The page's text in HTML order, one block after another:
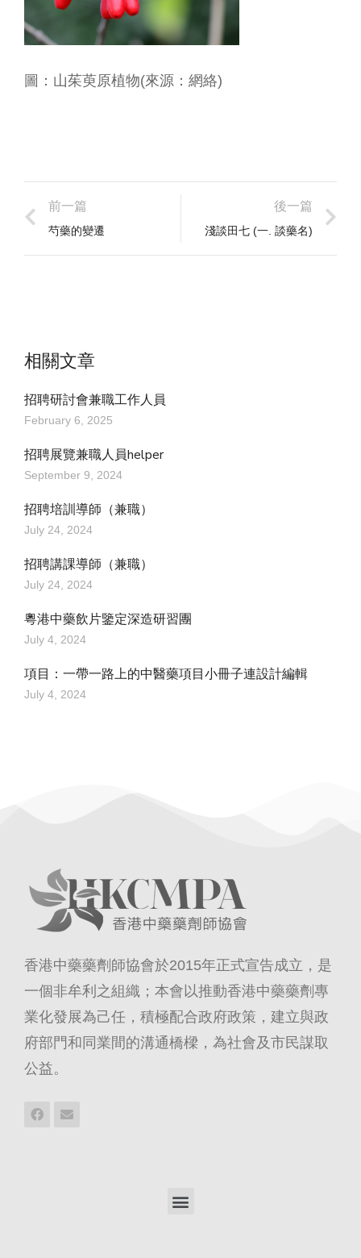
圖：山茱萸原植物(來源：網絡)
前一篇
芍藥的變遷
後一篇
淺談田七 (一. 談藥名)
相關文章
招聘研討會兼職工作人員
February 6, 2025
招聘展覽兼職人員helper
September 9, 2024
招聘培訓導師（兼職）
July 24, 2024
招聘講課導師（兼職）
July 24, 2024
粵港中藥飲片鑒定深造研習團
July 4, 2024
項目：一帶一路上的中醫藥項目小冊子連設計編輯
July 4, 2024
香港中藥藥劑師協會於2015年正式宣告成立，是
一個非牟利之組織；本會以推動香港中藥藥劑專
業化發展為己任，積極配合政府政策，建立與政
府部門和同業間的溝通橋樑，為社會及市民謀取
公益。